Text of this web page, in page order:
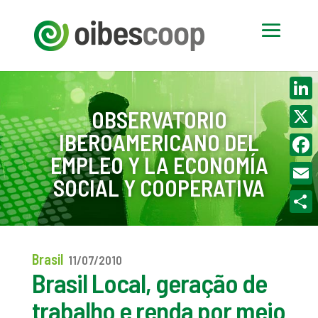
OBSERVATORIO
IBEROAMERICANO DEL
EMPLEO Y LA ECONOMÍA
SOCIAL Y COOPERATIVA
Brasil 11/07/2010
Brasil Local, geração de
trabalho e renda por meio
X
Email